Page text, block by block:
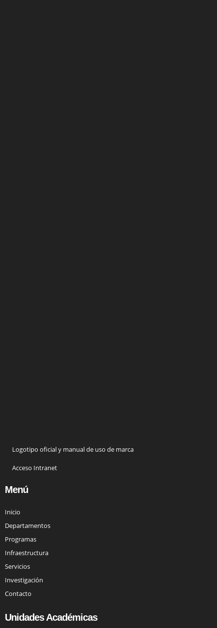
Logotipo oficial y manual de uso de marca
Acceso Intranet
Menú
Inicio
Departamentos
Programas
Infraestructura
Servicios
Investigación
Contacto
Unidades Académicas